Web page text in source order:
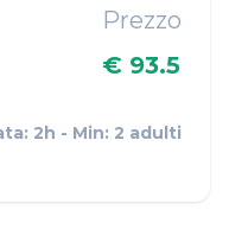
Prezzo
€ 93.5
2h - Min: 2 adulti